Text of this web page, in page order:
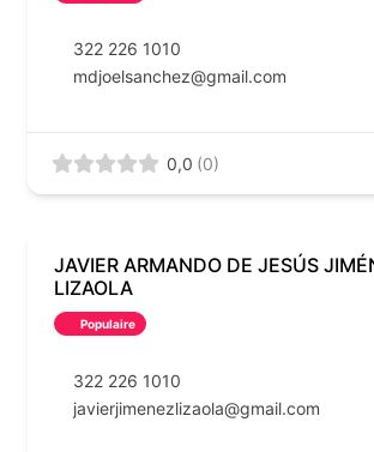
322 226 1010
mdjoelsanchez@gmail.com
0,0 (0)
JAVIER ARMANDO DE JESÚS
LIZAOLA
Populaire
322 226 1010
javierjimenezlizaola@gmail.com